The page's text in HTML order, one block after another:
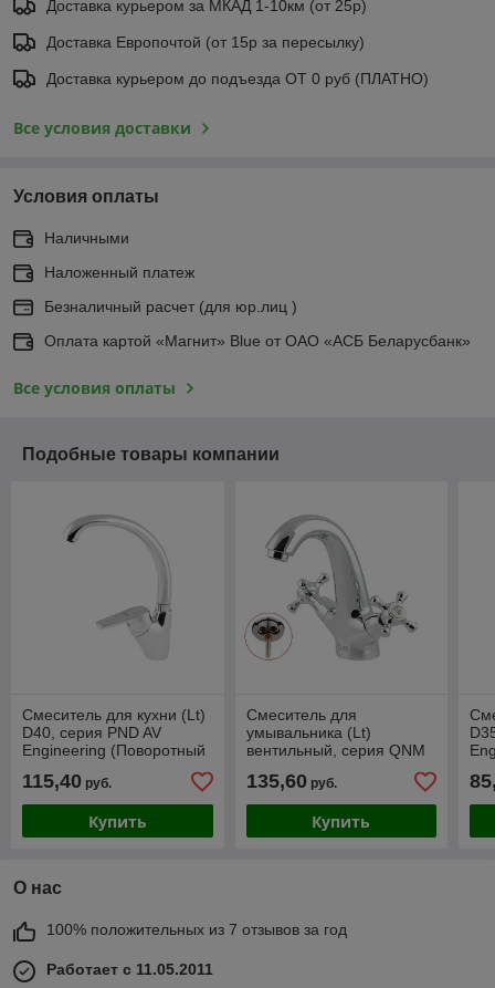
Доставка курьером за МКАД 1-10км (от 25р)
Доставка Европочтой (от 15р за пересылку)
Доставка курьером до подъезда ОТ 0 руб (ПЛАТНО)
Все условия доставки
Условия оплаты
Наличными
Наложенный платеж
Безналичный расчет (для юр.лиц )
Оплата картой «Магнит» Blue от ОАО «АСБ Беларусбанк»
Все условия оплаты
Подобные товары компании
Смеситель для кухни (Lt)
D40, серия PND AV
Engineering (Поворотный
высота 21,3 см)
115,40 руб.
Купить
Смеситель для
умывальника (Lt)
вентильный, серия QNM
(Монолитный излив,
длина 14 см, высота 13
135,60руб.
Купить
О нас
100% положительных из 7 отзывов за год
Работает с 11.05.2011